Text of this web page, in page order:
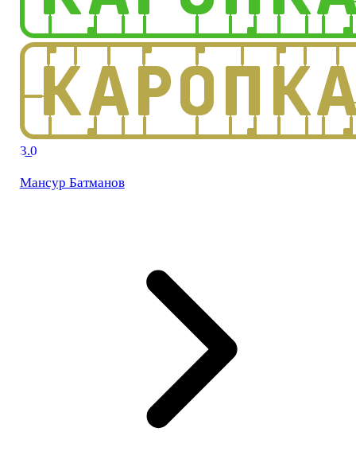
3.0
Мансур Батманов